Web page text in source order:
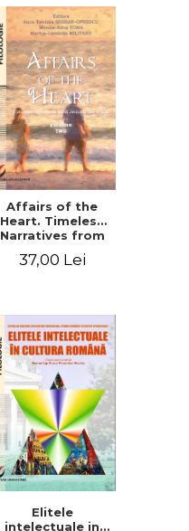
Affairs of the
Heart. Timeless
Narratives from
World. Volume
37,00 Lei
Elitele
intelectuale in